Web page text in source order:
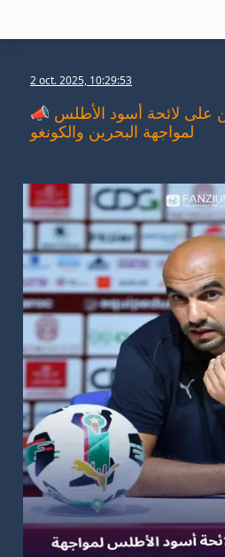
2 oct. 2025, 10:29:53
📣 الركراكي يعلن على لائحة أسود الأطلس
لمواجهة البحرين والكونغو